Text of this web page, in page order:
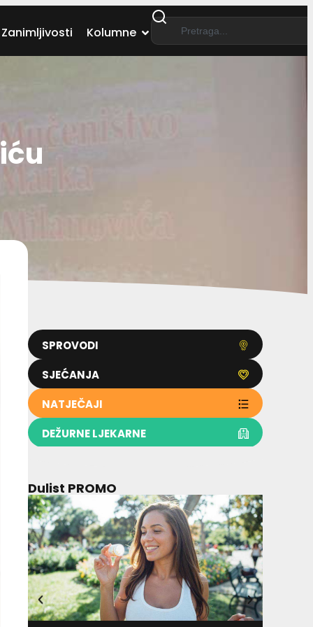
Zanimljivosti Kolumne
SPROVODI
SJEĆANJA
NATJEČAJI
DEŽURNE LJEKARNE
Dulist PROMO